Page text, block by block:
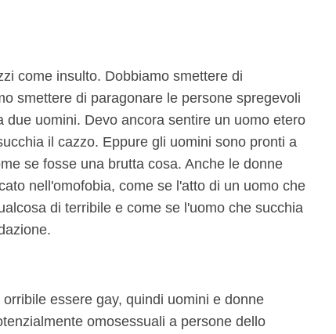
come insulto. Dobbiamo smettere di
smettere di paragonare le persone spregevoli
uomini. Devo ancora sentire un uomo etero
il cazzo. Eppure gli uomini sono pronti a
se fosse una brutta cosa. Anche le donne
nell'omofobia, come se l'atto di un uomo che
di terribile e come se l'uomo che succhia
essere gay, quindi uomini e donne
omosessuali a persone dello